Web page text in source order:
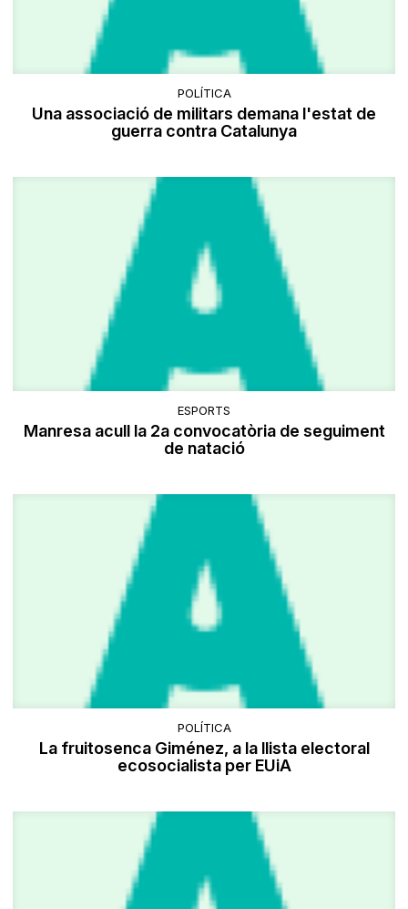
POLÍTICA
Una associació de militars demana l'estat de
guerra contra Catalunya
ESPORTS
Manresa acull la 2a convocatòria de seguiment
de natació
POLÍTICA
La fruitosenca Giménez, a la llista electoral
ecosocialista per EUiA